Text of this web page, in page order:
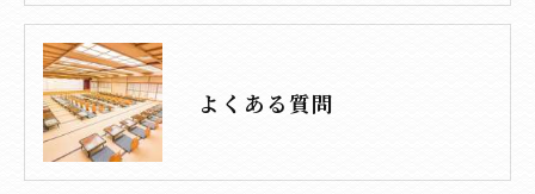
よくある質問